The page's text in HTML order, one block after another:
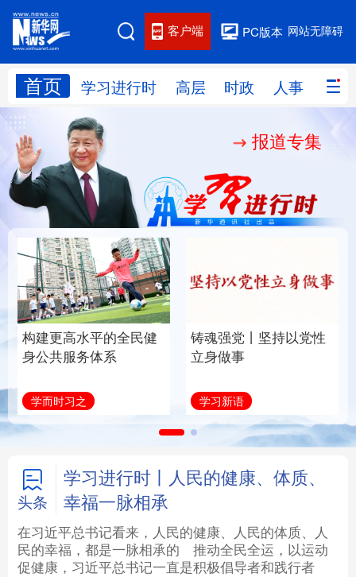
网站无障碍
PC版本
客户端
首页 学习进行时 高层 时政 人事 国际
网站地图
学习进行时 人事
国际 财经 网评
思客智库 全球连线 教育
科技 科创
文化 书画
访谈 视频 图片 政务
信息化 数字经济
学术中国 乡村振兴 银龄 溯源中国
城市 旅游
彩票 娱乐 时尚 悦读
报道专集
构建更高水平的全民健
身公共服务体系
学而时习之
铸魂强党丨坚持以党性
立身做事
学习新语
头条
学习进行时丨人民的健康、体质、
幸福一脉相承
在习近平总书记看来，人民的健康、人民的体质、人
民的幸福，都是一脉相承的
推动全民全运，以运动
促健康，习近平总书记一直是积极倡导者和践行者